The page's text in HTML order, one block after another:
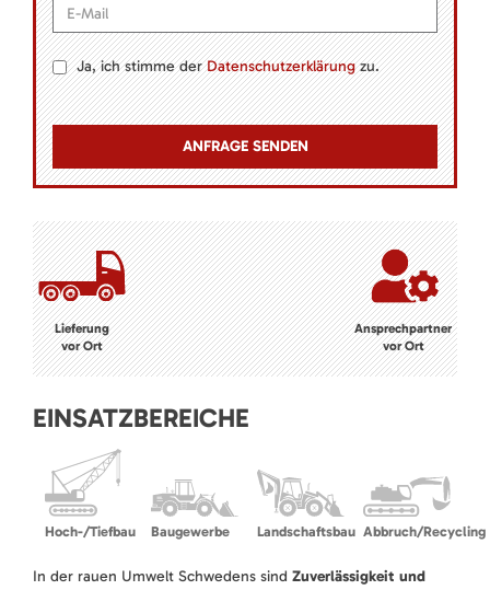
Ja, ich stimme derDatenschutzerklärungzu.
Lieferung
vor Ort
Ansprechpartner
vor Ort
EINSATZBEREICHE
Hoch-/Tiefbau Baugewerbe Landschaftsbau Abbruch/Recycling
In der rauen Umwelt Schwedens sind Zuverlässigkeit und